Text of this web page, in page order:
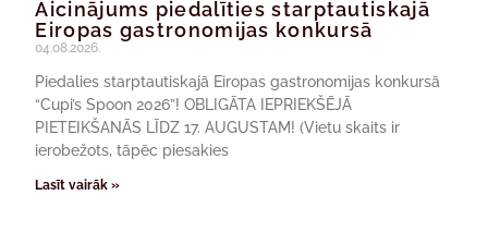
Aicinājums piedalīties starptautiskajā
Eiropas gastronomijas konkursā
04.08.2026.
Piedalies starptautiskajā Eiropas gastronomijas konkursā
“Cupi’s Spoon 2026”! OBLIGĀTA IEPRIEKŠĒJĀ
PIETEIKŠANĀS LĪDZ 17. AUGUSTAM! (Vietu skaits ir
ierobežots, tāpēc piesakies
Lasīt vairāk »